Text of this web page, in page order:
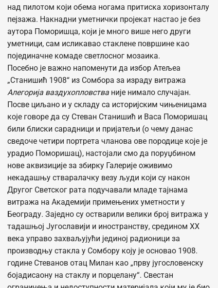
над пилотом који обема ногама притиска хоризонталу
пејзажа. Накнадни уметнички пројекат настао је без
аутора Поморишца, који је много више него други
уметници, сам исликавао стаклене површине као
појединачне комаде светлосног мозаика.
Посебно је важно напоменути да избор Атељеа
„Станишић 1908“ из Сомбора за израду витража
Алегорија ваздухопловства није нимало случајан.
Посве циљано и у складу са историјским чињеницама
које говоре да су Стеван Станишић и Васа Поморишац
били блиски сарадници и пријатељи (о чему данас
сведоче четири портрета чланова ове породице које је
урадио Поморишац), настојали смо да поруџбином
нове аквизиције за збирку Галерије оживимо
некадашњу стваралачку везу људи који су након
Другог Светског рата подучавали младе тајнама
витража на Академији примењених уметности у
Београду. Заједно су остварили велики број витража у
тадашњој Југославији и иностранству, средином XX
века управо захваљујући јединој радионици за
производњу стакла у Сомбору коју је основао 1908.
године Стеванов отац Милан као „прву југословенску
бојадисаону на стаклу и порцелану“. Свестан